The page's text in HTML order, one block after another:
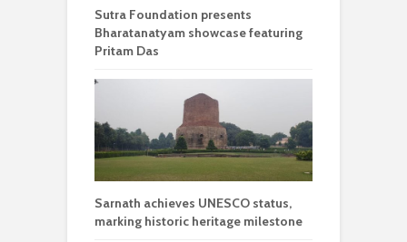
Sutra Foundation presents
Bharatanatyam showcase featuring
Pritam Das
Sarnath achieves UNESCO status,
marking historic heritage milestone